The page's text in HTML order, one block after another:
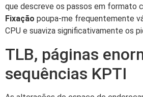
que descreve os passos em formato
Fixação poupa-me frequentemente
CPU e suaviza significativamente os
TLB, páginas
sequências KPTI